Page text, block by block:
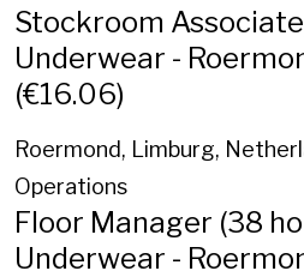
Stockroom
Underwear -
(€16.06)
Roermond, Limburg,
Operations
Floor Manager (38
Underwear -